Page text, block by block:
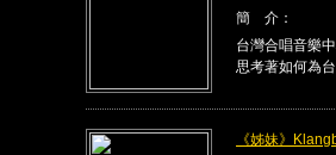
簡 介：
台灣合唱音樂
思考著如何為
《姊妹》